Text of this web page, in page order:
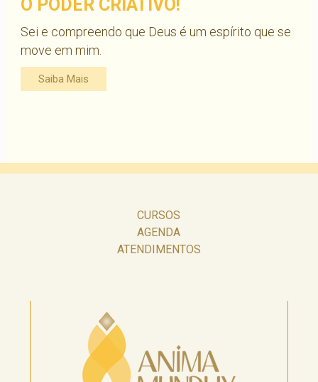
O PODER CRIATIVO!
Sei e compreendo que Deus é um espírito que se
move em mim.
Saiba Mais
CURSOS
AGENDA
ATENDIMENTOS